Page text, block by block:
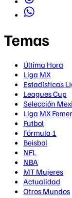
Temas
Última Hora
Liga MX
Estadísticas
Leagues Cup
Selección
Liga MX
Futbol
Fórmula 1
Beisbol
NFL
NBA
MT Mujeres
Actualidad
Otros Mundos